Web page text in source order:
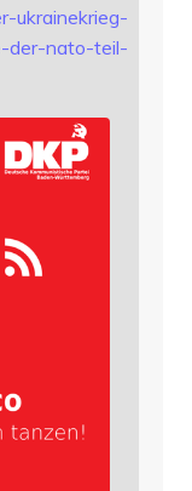
ukrainekrieg-
der-nato-teil-